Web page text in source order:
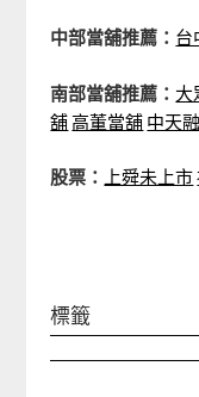
中部當舖推薦： 台
南部當舖推薦： 大
舖高董當舖 中天
股票： 上舜未上市
標籤